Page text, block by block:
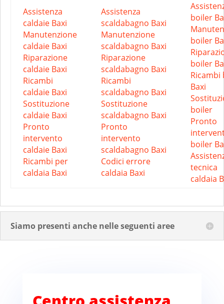
Assistenza
caldaie Baxi
Manutenzione
caldaie Baxi
Riparazione
caldaie Baxi
Ricambi
caldaie Baxi
Sostituzione
caldaie Baxi
Pronto
intervento
caldaie Baxi
Ricambi per
caldaia Baxi
Assistenza
scaldabagno Baxi
Manutenzione
scaldabagno Baxi
Riparazione
scaldabagno Baxi
Ricambi
scaldabagno Baxi
Sostituzione
scaldabagno Baxi
Pronto
intervento
scaldabagno Baxi
Codici errore
caldaia Baxi
boiler
boiler
boiler
Ricambi
Baxi
boiler
Pronto
boiler
tecnica
caldaia
Siamo presenti anche nelle seguenti aree